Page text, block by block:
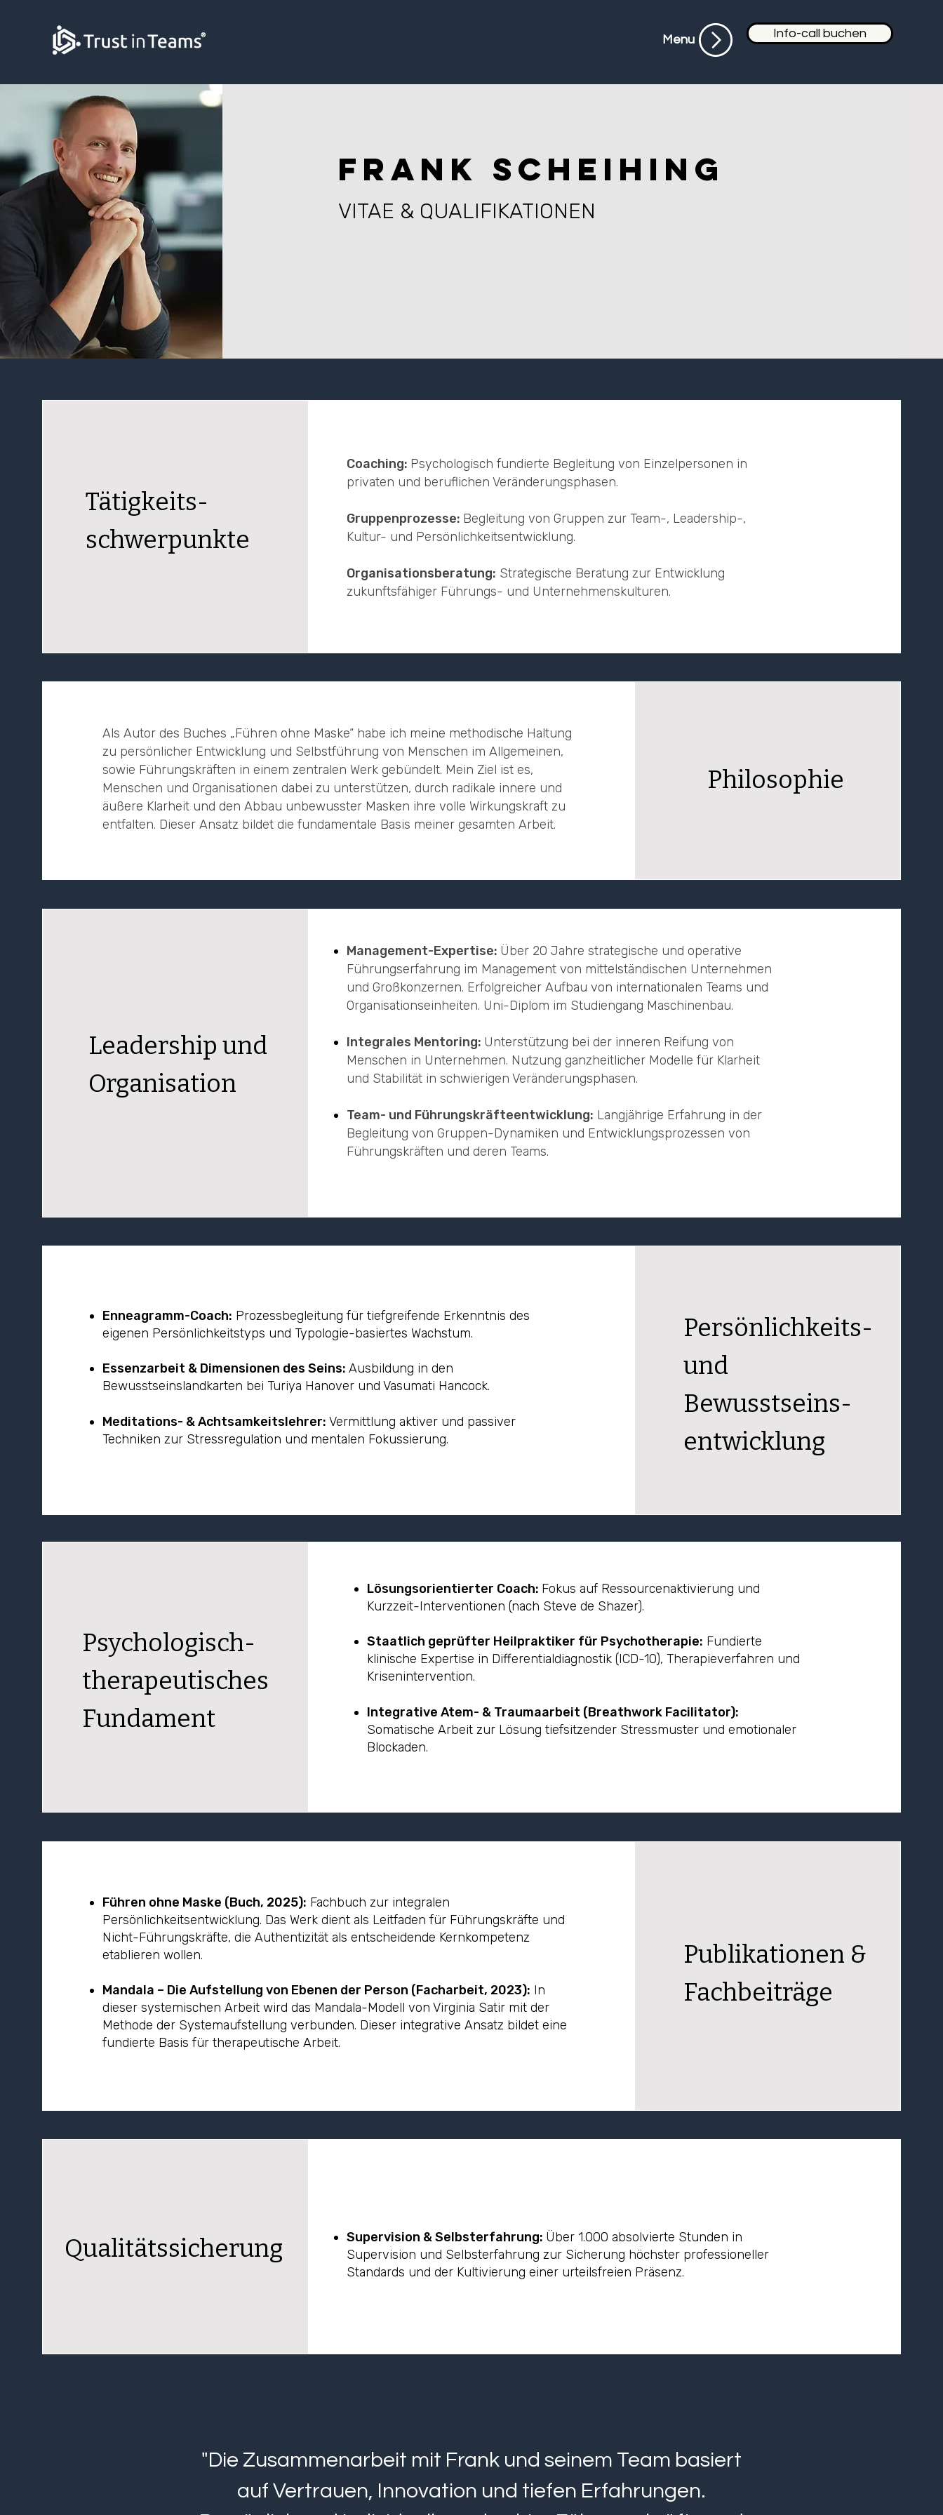
Menu Info-call buchen
Frank Scheihing
VITAE & QUALIFIKATIONEN
Tätigkeits-
schwerpunkte
Coaching: Psychologisch fundierte Begleitung von Einzelpersonen in
privaten und beruflichen Veränderungsphasen.
Gruppenprozesse: Begleitung von Gruppen zur Team-, Leadership-,
Kultur- und Persönlichkeitsentwicklung.
Organisationsberatung: Strategische Beratung zur Entwicklung
zukunftsfähiger Führungs- und Unternehmenskulturen.
Als Autor des Buches „Führen ohne Maske“ habe ich meine methodische Haltung
zu persönlicher Entwicklung und Selbstführung von Menschen im Allgemeinen,
sowie Führungskräften in einem zentralen Werk gebündelt. Mein Ziel ist es,
Menschen und Organisationen dabei zu unterstützen, durch radikale innere und
äußere Klarheit und den Abbau unbewusster Masken ihre volle Wirkungskraft zu
entfalten. Dieser Ansatz bildet die fundamentale Basis meiner gesamten Arbeit.
Philosophie
Leadership und
Organisation
Management-Expertise: Über 20 Jahre strategische und operative
Führungserfahrung im Management von mittelständischen Unternehmen
und Großkonzernen. Erfolgreicher Aufbau von internationalen Teams und
Organisationseinheiten. Uni-Diplom im Studiengang Maschinenbau.
Integrales Mentoring: Unterstützung bei der inneren Reifung von
Menschen in Unternehmen. Nutzung ganzheitlicher Modelle für Klarheit
und Stabilität in schwierigen Veränderungsphasen.
Team- und Führungskräfteentwicklung: Langjährige Erfahrung in der
Begleitung von Gruppen-Dynamiken und Entwicklungsprozessen von
Führungskräften und deren Teams.
Enneagramm-Coach: Prozessbegleitung für tiefgreifende Erkenntnis des
eigenen Persönlichkeitstyps und Typologie-basiertes Wachstum.
Essenzarbeit & Dimensionen des Seins: Ausbildung in den
Bewusstseinslandkarten bei Turiya Hanover und Vasumati Hancock.
Meditations- & Achtsamkeitslehrer: Vermittlung aktiver und passiver
Techniken zur Stressregulation und mentalen Fokussierung.
Persönlichkeits-
und
Bewusstseins-
entwicklung
Psychologisch-
therapeutisches
Fundament
Lösungsorientierter Coach: Fokus auf Ressourcenaktivierung und
Kurzzeit-Interventionen (nach Steve de Shazer).
Staatlich geprüfter Heilpraktiker für Psychotherapie: Fundierte
klinische Expertise in Differentialdiagnostik (ICD-10), Therapieverfahren und
Krisenintervention.
Integrative Atem- & Traumaarbeit (Breathwork Facilitator):
Somatische Arbeit zur Lösung tiefsitzender Stressmuster und emotionaler
Blockaden.
Führen ohne Maske (Buch, 2025): Fachbuch zur integralen
Persönlichkeitsentwicklung. Das Werk dient als Leitfaden für Führungskräfte und
Nicht-Führungskräfte, die Authentizität als entscheidende Kernkompetenz
etablieren wollen.
Mandala – Die Aufstellung von Ebenen der Person (Facharbeit, 2023): In
dieser systemischen Arbeit wird das Mandala-Modell von Virginia Satir mit der
Methode der Systemaufstellung verbunden. Dieser integrative Ansatz bildet eine
fundierte Basis für therapeutische Arbeit.
Publikationen &
Fachbeiträge
Qualitätssicherung Supervision & Selbsterfahrung: Über 1.000 absolvierte Stunden in
Supervision und Selbsterfahrung zur Sicherung höchster professioneller
Standards und der Kultivierung einer urteilsfreien Präsenz.
"Die Zusammenarbeit mit Frank und seinem Team basiert
auf Vertrauen, Innovation und tiefen Erfahrungen.